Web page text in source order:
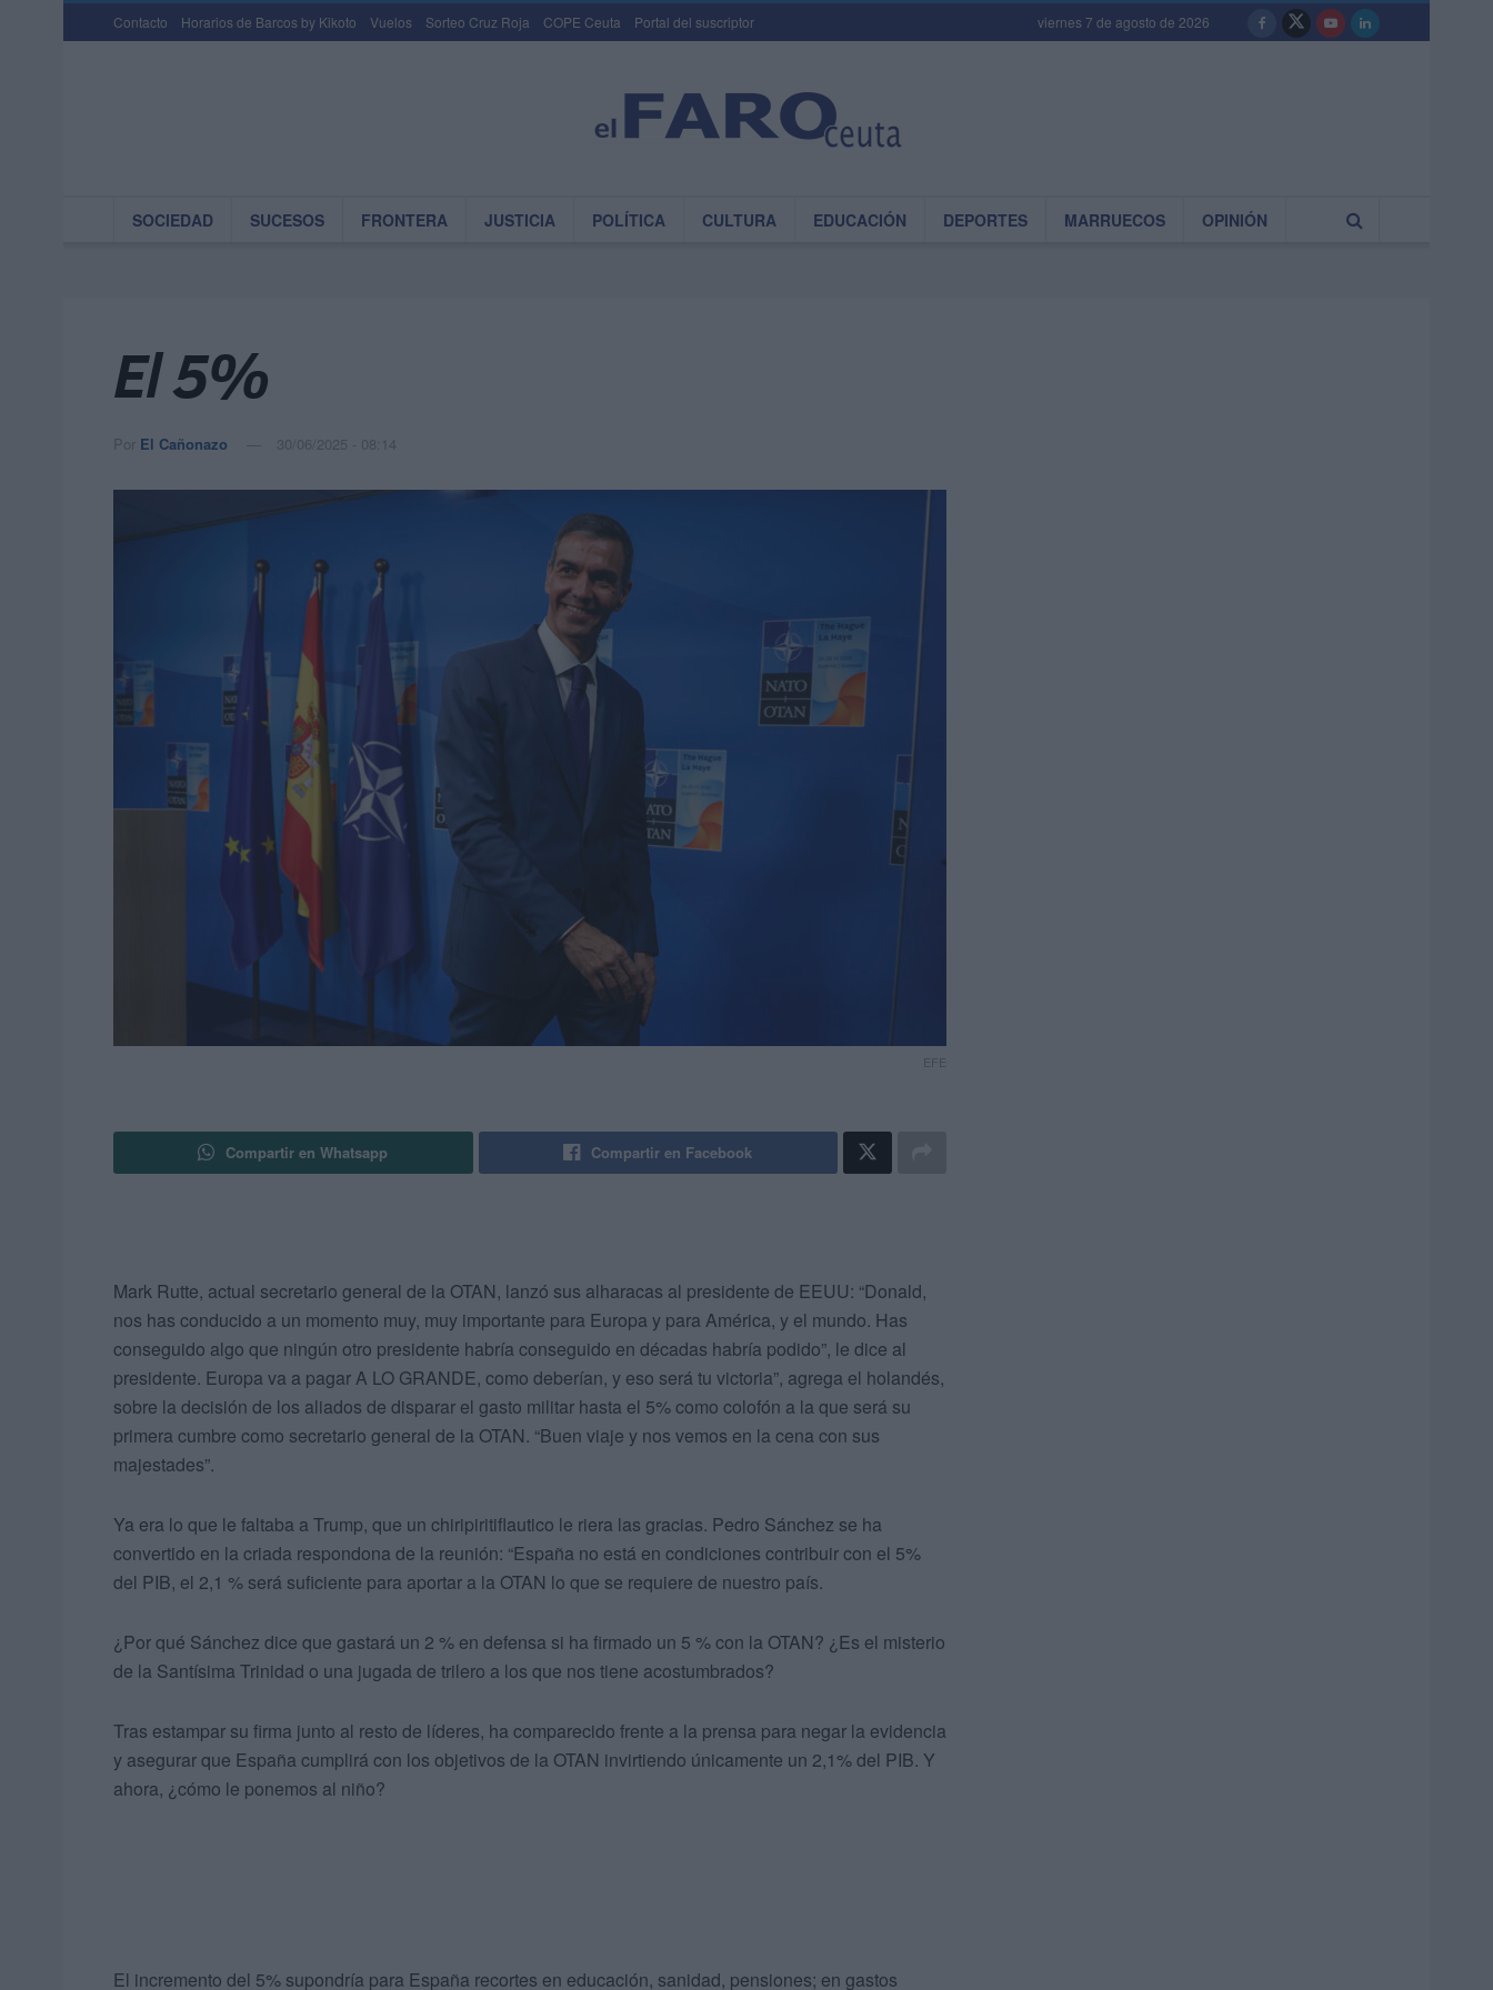
Contacto Horarios de Barcos by Kikoto Vuelos Sorteo Cruz Roja COPE Ceuta Portal del suscriptor viernes 7 de agosto de 2026
SOCIEDAD SUCESOS FRONTERA JUSTICIA POLÍTICA CULTURA EDUCACIÓN DEPORTES MARRUECOS OPINIÓN
El 5%
Por El Cañonazo 30/06/2025 - 08:14
EFE
Compartir en Whatsapp Compartir en Facebook
Mark Rutte, actual secretario general de la OTAN, lanzó sus alharacas al presidente de EEUU: “Donald,
nos has conducido a un momento muy, muy importante para Europa y para América, y el mundo. Has
conseguido algo que ningún otro presidente habría conseguido en décadas habría podido”, le dice al
presidente. Europa va a pagar A LO GRANDE, como deberían, y eso será tu victoria”, agrega el holandés,
sobre la decisión de los aliados de disparar el gasto militar hasta el 5% como colofón a la que será su
primera cumbre como secretario general de la OTAN. “Buen viaje y nos vemos en la cena con sus
majestades”.
Ya era lo que le faltaba a Trump, que un chiripiritiflautico le riera las gracias. Pedro Sánchez se ha
convertido en la criada respondona de la reunión: “España no está en condiciones contribuir con el 5%
del PIB, el 2,1 % será suficiente para aportar a la OTAN lo que se requiere de nuestro país.
¿Por qué Sánchez dice que gastará un 2 % en defensa si ha firmado un 5 % con la OTAN? ¿Es el misterio
de la Santísima Trinidad o una jugada de trilero a los que nos tiene acostumbrados?
Tras estampar su firma junto al resto de líderes, ha comparecido frente a la prensa para negar la evidencia
y asegurar que España cumplirá con los objetivos de la OTAN invirtiendo únicamente un 2,1% del PIB. Y
ahora, ¿cómo le ponemos al niño?
El incremento del 5% supondría para España recortes en educación, sanidad, pensiones; en gastos